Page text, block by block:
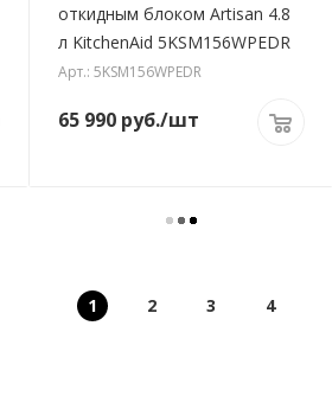
откидным блоком Artisan 4.8
л KitchenAid 5KSM156WPEDR
Арт.: 5KSM156WPEDR
65 990 руб./шт
1 2 3 4